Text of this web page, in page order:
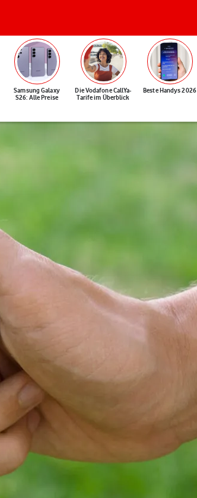
Samsung Galaxy
S26: Alle Preise
Die Vodafone CallYa-
Tarife im Überblick
Beste Handys 2026